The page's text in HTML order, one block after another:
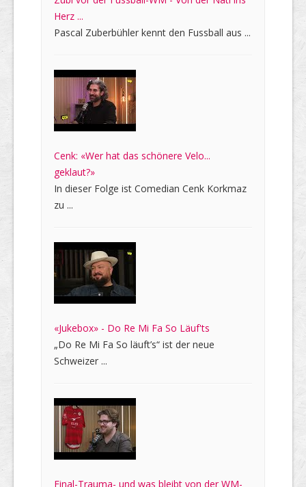
Herz ...
Pascal Zuberbühler kennt den Fussball aus ...
Cenk: «Wer hat das schönere Velo...
geklaut?»
In dieser Folge ist Comedian Cenk Korkmaz
zu ...
«Jukebox» - Do Re Mi Fa So Läuf'ts
„Do Re Mi Fa So läuft’s“ ist der neue
Schweizer ...
Final-Trauma- und was bleibt von der WM-